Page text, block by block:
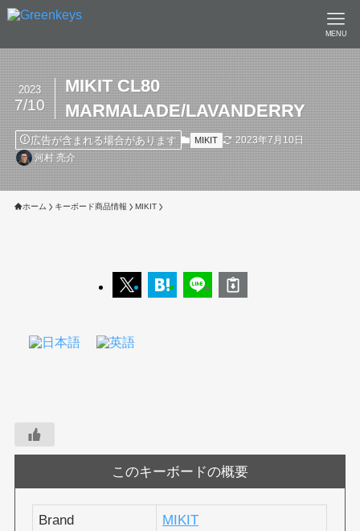
MENU
MIKIT CL80
MARMALADE/LAVANDERRY
2023
7/10
広告が含まれる場合があります MIKIT
2023年7月10日
河村 亮介
ホーム キーボード商品情報 MIKIT
このキーボードの概要
Brand
MIKIT